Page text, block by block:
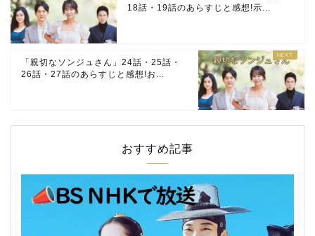
18話・19話のあらすじと感想!示...
「親切なソンジュさん」24話・25話・
26話・27話のあらすじと感想!お...
おすすめ記事